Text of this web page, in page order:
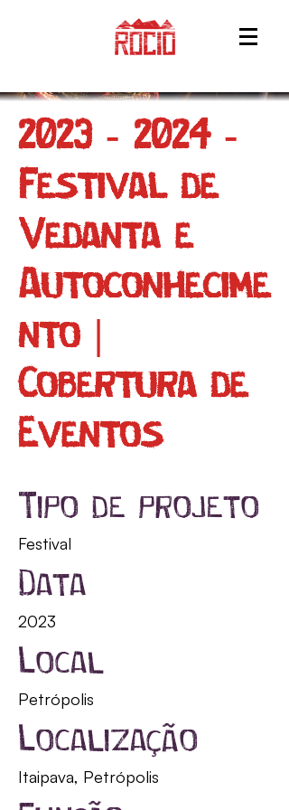
2023 - 2024-
Festival de
Vedanta e
Autoconhecime
nto |
Cobertura de
Eventos
Tipo de projeto
Festival
Data
2023
Local
Petrópolis
Localização
Itaipava, Petrópolis